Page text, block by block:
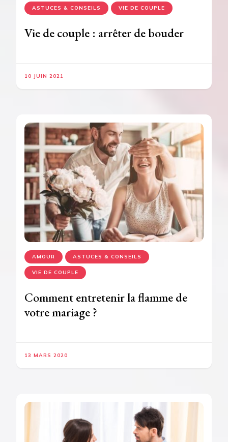
ASTUCES & CONSEILS VIE DE COUPLE
Vie de couple : arrêter de bouder
10 JUIN 2021
AMOUR ASTUCES & CONSEILS
VIE DE COUPLE
Comment entretenir la flamme de
votre mariage ?
13 MARS 2020